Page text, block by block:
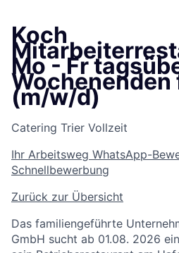
Koch
Mo - Fr
Wochenenden
(m/w/d)
Catering Trier Vollzeit
Ihr Arbeitsweg WhatsApp-
Schnellbewerbung
Zurück zur Übersicht
Das familiengeführte
GmbH sucht ab 01.08. 2026